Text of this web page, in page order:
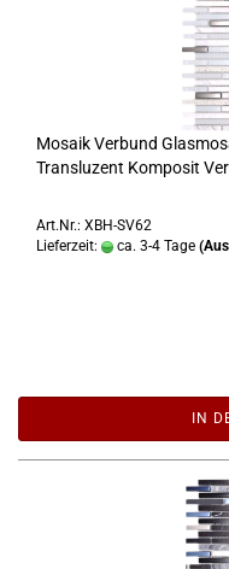
Mosaik Verbund
Transluzent Komposit
Art.Nr.: XBH-SV62
Lieferzeit:
ca. 3-4 Tage
IN